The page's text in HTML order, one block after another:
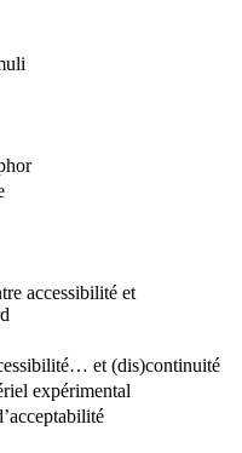
accessibilité et
et (dis)continuité
expérimental